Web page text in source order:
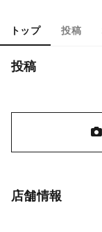
トップ 投稿
投稿
店舗情報